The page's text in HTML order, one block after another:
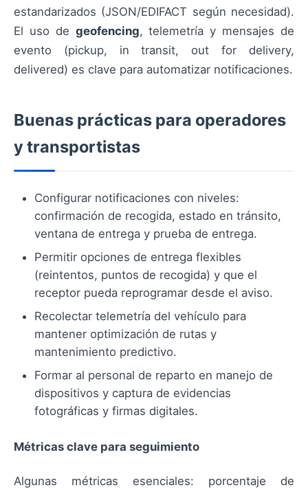
estandarizados (JSON/EDIFACT según necesidad).
El uso de geofencing, telemetría y mensajes de
evento (pickup, in transit, out for delivery,
delivered) es clave para automatizar notificaciones.
Buenas prácticas para operadores
y transportistas
Configurar notificaciones con niveles:
confirmación de recogida, estado en tránsito,
ventana de entrega y prueba de entrega.
Permitir opciones de entrega flexibles
(reintentos, puntos de recogida) y que el
receptor pueda reprogramar desde el aviso.
Recolectar telemetría del vehículo para
mantener optimización de rutas y
mantenimiento predictivo.
Formar al personal de reparto en manejo de
dispositivos y captura de evidencias
fotográficas y firmas digitales.
Métricas clave para seguimiento
Algunas métricas esenciales: porcentaje de